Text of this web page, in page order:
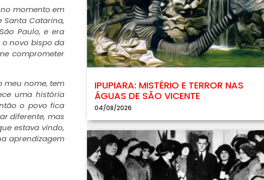
no momento em
Santa Catarina,
Paulo, e era
novo bispo da
comprometer
meu nome, tem
uma história
o povo fica
diferente, mas
estava vindo,
aprendizagem
IPUPIARA: MISTÉRIO E TERROR NAS
ÁGUAS DE SÃO VICENTE
04/08/2026